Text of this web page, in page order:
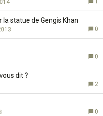
1
statue de Gengis Khan
0
0
dit ?
2
0